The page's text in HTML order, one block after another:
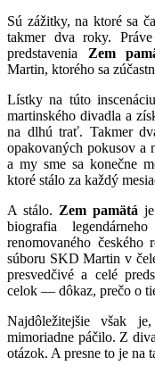
Sú zážitky, na ktoré sa
takmer dva roky.
predstavenia Zem
Martin, ktorého sa
Lístky na túto
martinského divadla a
na dlhú trať. Takmer
opakovaných pokusov a
a my sme sa konečne
ktoré stálo za každý
A stálo. Zem pamätá
biografia
renomovaného
súboru SKD Martin v
presvedčivé a celé
celok — dôkaz, prečo o
Najdôležitejšie však
mimoriadne páčilo. Z
otázok. A presne to je na